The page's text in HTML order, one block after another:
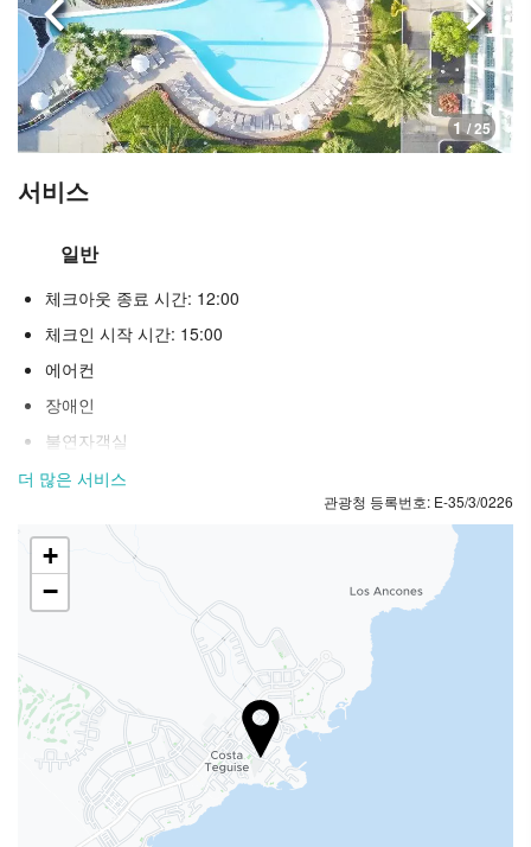
1 / 25
이전으로 다음
서비스
일반
체크아웃 종료 시간: 12:00
체크인 시작 시간: 15:00
에어컨
장애인
불연자객실
흡연 구역
리셉션 서비스
24시간 프런트 데스크
안전
투어 데스크
티켓 서비스
전용 체크인/체크아웃
더 많은 서비스
관광청 등록번호: E-35/3/0226
+
−